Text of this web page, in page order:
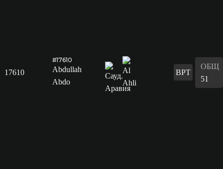
17610
#17610
Abdullah
Abdo
ВРТ
ОБЩ
51